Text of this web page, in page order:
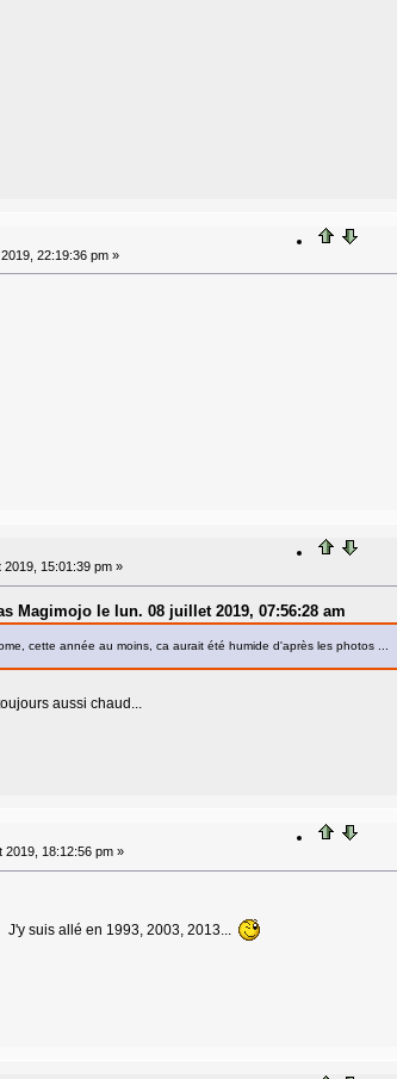
22:19:36 pm »
2019, 15:01:39 pm »
Magimojo le lun. 08 juillet 2019, 07:56:28 am
cette année au moins, ca aurait été humide d'après les photos ...
aussi chaud...
2019, 18:12:56 pm »
J'y suis allé en 1993, 2003, 2013...